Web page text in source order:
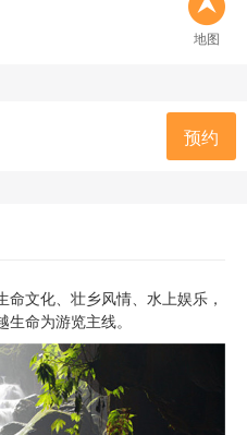
地图
预约
文化、壮乡风情、水上娱乐，
命为游览主线。